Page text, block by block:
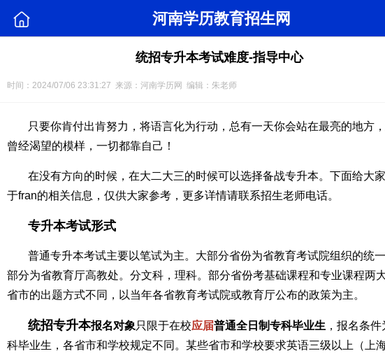
河南学历教育招生网
统招专升本考试难度-指导中心
时间：2024/07/06 23:31:27 来源：河南学历网 编辑：朱老师
只要你肯付出肯努力，将语言化为行动，总有一天你会站在最亮的地方
曾经渴望的模样，一切都靠自己！
在没有方向的时候，在大二大三的时候可以选择备战专升本。下面给大
于fran的相关信息，仅供大家参考，更多详情请联系招生老师电话。
专升本考试形式
普通专升本考试主要以笔试为主。大部分省份为省教育考试院组织的统
部分为省教育厅高教处。分文科，理科。部分省份考基础课程和专业课程两
省市的出题方式不同，以当年各省教育考试院或教育厅公布的政策为主。
统招专升本报名对象只限于在校应届普通全日制专科毕业生 ，报名条
科毕业生，各省市和学校规定不同。某些省市和学校要求英语三级以上（上